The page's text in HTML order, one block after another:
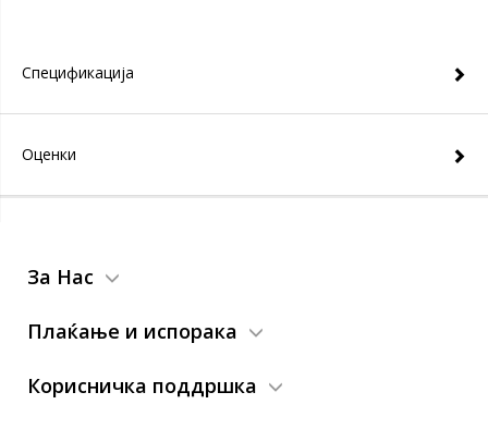
Спецификација
Оценки
За Нас
Плаќање и испорака
Корисничка поддршка